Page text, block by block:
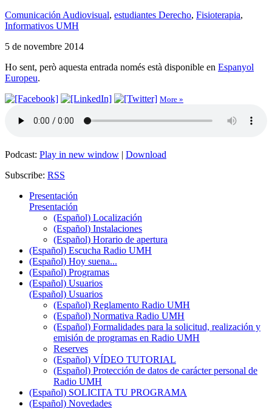
Comunicación Audiovisual, estudiantes Derecho, Fisioterapia,
Informativos UMH
5 de novembre 2014
Ho sent, però aquesta entrada només està disponible en Espanyol
Europeu.
More »
Podcast: Play in new window | Download
Subscribe: RSS
Presentación
Presentación
(Español) Localización
(Español) Instalaciones
(Español) Horario de apertura
(Español) Escucha Radio UMH
(Español) Hoy suena...
(Español) Programas
(Español) Usuarios
(Español) Usuarios
(Español) Reglamento Radio UMH
(Español) Normativa Radio UMH
(Español) Formalidades para la solicitud, realización y
emisión de programas en Radio UMH
Reserves
(Español) VÍDEO TUTORIAL
(Español) Protección de datos de carácter personal de
Radio UMH
(Español) SOLICITA TU PROGRAMA
(Español) Novedades